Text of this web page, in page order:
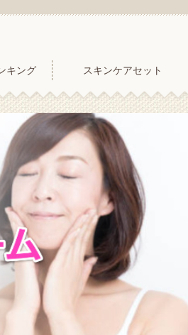
キング スキンケアセット